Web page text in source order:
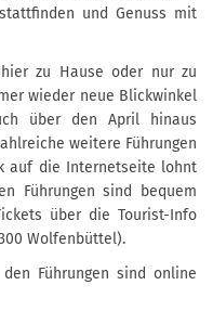
und Genuss mit
zu Hause oder nur zu
wieder neue Blickwinkel
über den April hinaus
weitere Führungen
auf die Internetseite lohnt
Führungen sind bequem
über die Tourist-Info
Wolfenbüttel).
Führungen sind online